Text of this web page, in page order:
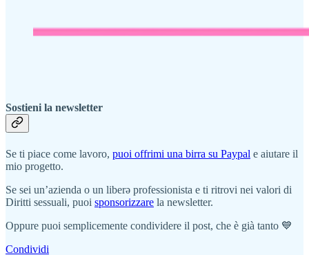
Sostieni la newsletter
Se ti piace come lavoro, puoi offrimi una birra su Paypal e aiutare il
mio progetto.
Se sei un’azienda o un liberə professionista e ti ritrovi nei valori di
Diritti sessuali, puoi sponsorizzare la newsletter.
Oppure puoi semplicemente condividere il post, che è già tanto 💙
Condividi